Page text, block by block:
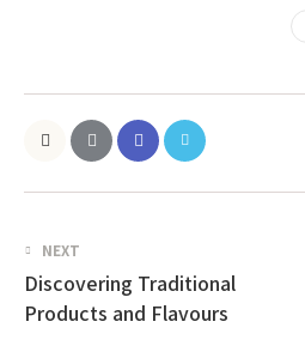
NEXT
Discovering Traditional
Products and Flavours